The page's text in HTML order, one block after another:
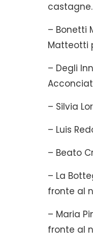
– Bonetti
Matteotti
– Degli
– Silvia
– Luis
– Beato
– La
fronte al
– Maria
fronte al